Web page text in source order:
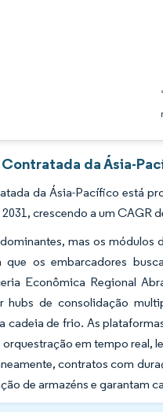
da Ásia-
da Ásia-Pacífico está
crescendo a um CAGR
mas os
os embarcadores
Econômica Regional
de consolidação
de frio. As
em tempo real,
contratos com
de armazéns e garantam